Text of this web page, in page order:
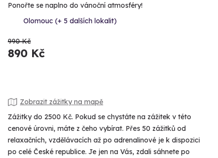
Ponořte se naplno do vánoční atmosféry!
Olomouc (+ 5 dalších lokalit)
990 Kč
890 Kč
Zobrazit zážitky na mapě
Zážitky do 2500 Kč. Pokud se chystáte na zážitek v této
cenové úrovni, máte z čeho vybírat. Přes 50 zážitků od
relaxačních, vzdělávacích až po adrenalinové je k dispozici
po celé České republice. Je jen na Vás, zdali sáhnete po